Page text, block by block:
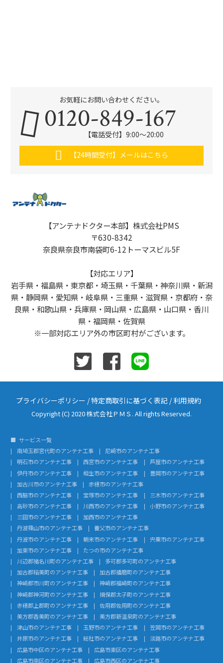
お気軽にお問い合わせください。
0120-849-167
【電話受付】9:00〜20:00
【24時間受付】メールはこちら
【アンテナドクター本部】株式会社PMS
〒630-8342
奈良県奈良市南袋町6-12トーマスビル5F
【対応エリア】
岩手県・福島県・東京都・埼玉県・千葉県・神奈川県・新潟
県・静岡県・愛知県・岐阜県・三重県・滋賀県・京都府・奈
良県・和歌山県・兵庫県・岡山県・広島県・山口県・香川
県・福岡県・佐賀県
※一部対応エリア外の市区町村がございます。
プライバシーポリシー /特定商取引に基づく表記 /利用規約
Copyright (C) 2020 株式会社ＰＭＳ. All rights Reserved.
サービス一覧
南埼玉郡宮代町のアンテナ工事
尼崎市のアンテナ工事
明石市のアンテナ工事
西宮市のアンテナ工事
芦屋市のアンテナ工事
伊丹市のアンテナ工事
相生市のアンテナ工事
豊岡市のアンテナ工事
加古川市のアンテナ工事
赤穂市のアンテナ工事
西脇市のアンテナ工事
宝塚市のアンテナ工事
三木市のアンテナ工事
高砂市のアンテナ工事
川西市のアンテナ工事
小野市のアンテナ工事
三田市のアンテナ工事
加西市のアンテナ工事
丹波篠山市のアンテナ工事
養父市のアンテナ工事
丹波市のアンテナ工事
朝来市のアンテナ工事
宍粟市のアンテナ工事
加東市のアンテナ工事
たつの市のアンテナ工事
川辺郡猪名川町のアンテナ工事
多可郡多可町のアンテナ工事
加古郡稲美町のアンテナ工事
加古郡播磨町のアンテナ工事
神崎郡市川町のアンテナ工事
神崎郡福崎町のアンテナ工事
神崎郡神河町のアンテナ工事
揖保郡太子町のアンテナ工事
赤穂郡上郡町のアンテナ工事
佐用郡佐用町のアンテナ工事
美方郡香美町のアンテナ工事
美方郡新温泉町のアンテナ工事
津山市のアンテナ工事
玉野市のアンテナ工事
笠岡市のアンテナ工事
井原市のアンテナ工事
総社市のアンテナ工事
淡路市のアンテナ工事
広島市中区のアンテナ工事
広島市東区のアンテナ工事
広島市南区のアンテナ工事
広島市西区のアンテナ工事